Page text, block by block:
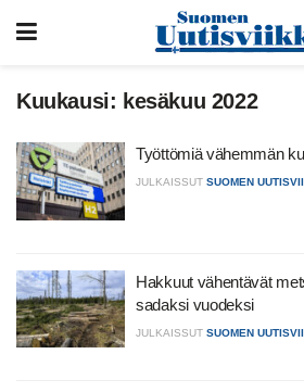
Kuukausi: kesäkuu 2022
Työttömiä vähemmän
JULKAISSUT SUOMEN
Hakkuut vähentävät
sadaksi vuodeksi
JULKAISSUT SUOMEN